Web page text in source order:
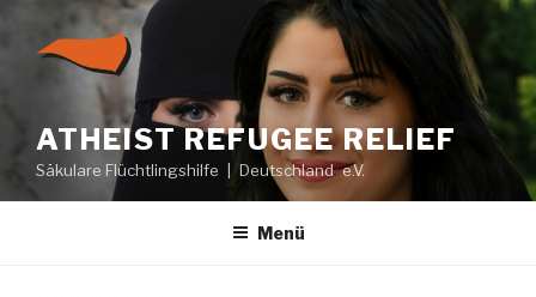
ATHEIST REFUGEE RELIEF
Säkulare Flüchtlingshilfe | Deutschland e.V.
Menü